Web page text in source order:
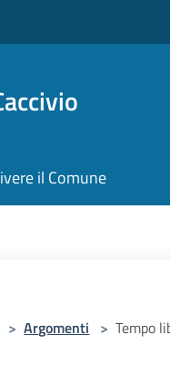
il Comune
> Argomenti > Tempo